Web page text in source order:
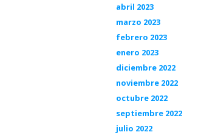
abril 2023
marzo 2023
febrero 2023
enero 2023
diciembre 2022
noviembre 2022
octubre 2022
septiembre 2022
julio 2022